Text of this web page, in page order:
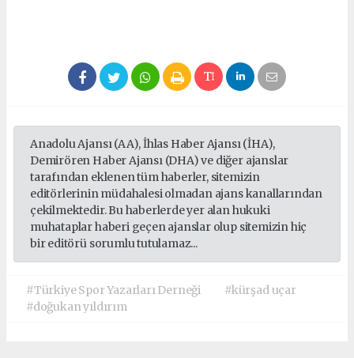
Anadolu Ajansı (AA), İhlas Haber Ajansı (İHA),
Demirören Haber Ajansı (DHA) ve diğer ajanslar
tarafından eklenen tüm haberler, sitemizin
editörlerinin müdahalesi olmadan ajans kanallarından
çekilmektedir. Bu haberlerde yer alan hukuki
muhataplar haberi geçen ajanslar olup sitemizin hiç
bir editörü sorumlu tutulamaz...
#Türkiye Spor Yazarları Derneği
#kürşad uçar
#doğukan yıldırım